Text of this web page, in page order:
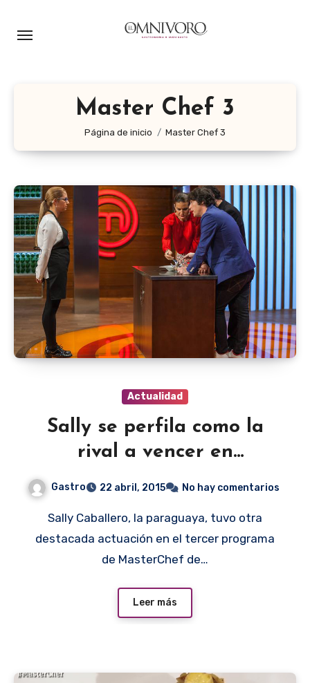
Master Chef 3
Página de inicio Master Chef 3
Actualidad
Sally se perfila como la
rival a vencer en
Gastro 22 abril, 2015 No hay comentarios
Sally Caballero, la paraguaya, tuvo otra
destacada actuación en el tercer programa
de MasterChef de…
Leer más